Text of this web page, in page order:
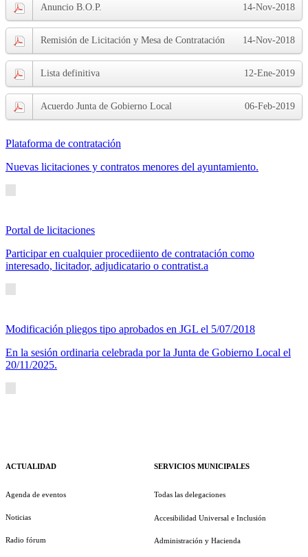
14-Nov-2018
Anuncio B.O.P.
14-Nov-2018
Remisión de Licitación y Mesa de Contratación
12-Ene-2019
Lista definitiva
06-Feb-2019
Acuerdo Junta de Gobierno Local
Plataforma de contratación
Nuevas licitaciones y contratos menores del ayuntamiento.
Portal de licitaciones
Participar en cualquier procediiento de contratación como
interesado, licitador, adjudicatario o contratist.a
Modificación pliegos tipo aprobados en JGL el 5/07/2018
En la sesión ordinaria celebrada por la Junta de Gobierno Local el
20/11/2025.
ACTUALIDAD
Agenda de eventos
Noticias
Radio fórum
SERVICIOS MUNICIPALES
Todas las delegaciones
Accesibilidad Universal e Inclusión
Administración y Hacienda